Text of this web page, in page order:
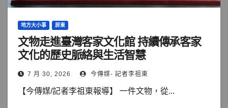
地方大小事 屏東
文物走進臺灣客家文化館 持續傳承客家
文化的歷史脈絡與生活智慧
7 月 30, 2026 今傳媒- 記者李祖東
【今傳媒/記者李祖東報導】 一件文物，從...